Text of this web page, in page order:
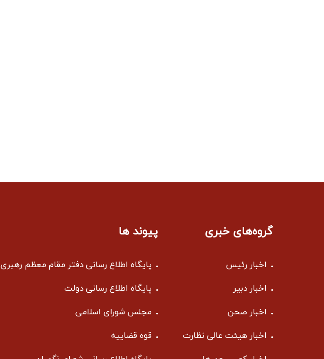
گروه‌های خبری
اخبار رئیس
اخبار دبیر
اخبار صحن
اخبار هیئت عالی نظارت
پیوند ها
پایگاه اطلاع رسانی دفتر مقام معظم رهبری
پایگاه اطلاع رسانی دولت
مجلس شورای اسلامی
قوه قضاییه